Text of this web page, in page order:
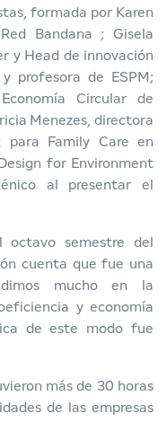
formada por Karen
Red Bandana ; Gisela
y Head de innovación
profesora de ESPM;
Circular de
Menezes, directora
para Family Care en
for Environment
al presentar el
octavo semestre del
cuenta que fue una
mucho en la
y economía
de este modo fue
más de 30 horas
de las empresas